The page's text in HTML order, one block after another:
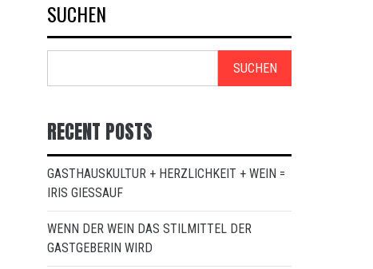
SUCHEN
SUCHEN
RECENT POSTS
GASTHAUSKULTUR + HERZLICHKEIT + WEIN =
IRIS GIESSAUF
WENN DER WEIN DAS STILMITTEL DER
GASTGEBERIN WIRD